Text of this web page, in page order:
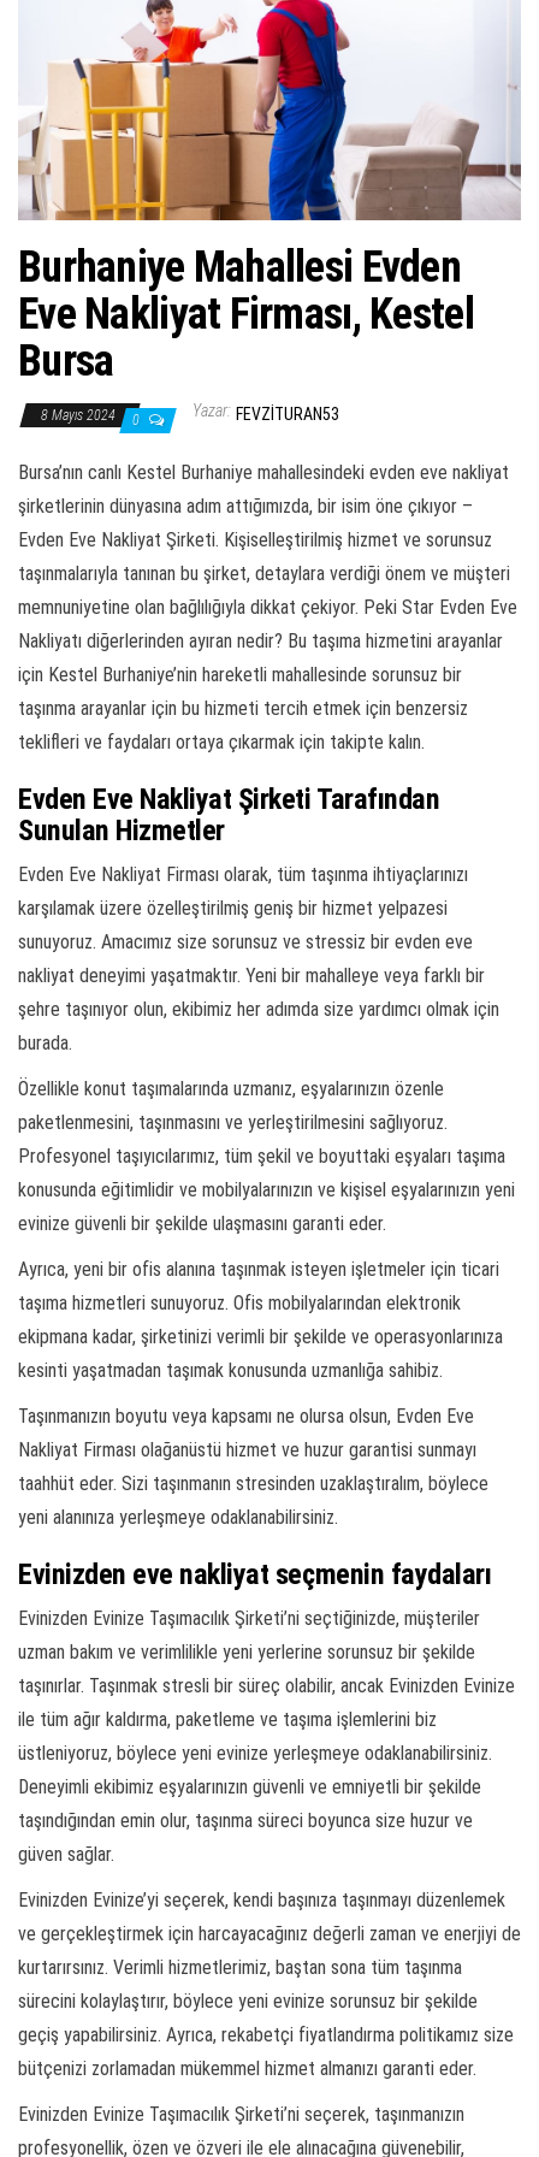
Burhaniye Mahallesi Evden
Eve Nakliyat Firması, Kestel
Bursa
8 Mayıs 2024 0 Yazar: FEVZITURAN53
Bursa’nın canlı Kestel Burhaniye mahallesindeki evden eve nakliyat
şirketlerinin dünyasına adım attığımızda, bir isim öne çıkıyor –
Evden Eve Nakliyat Şirketi. Kişiselleştirilmiş hizmet ve sorunsuz
taşınmalarıyla tanınan bu şirket, detaylara verdiği önem ve müşteri
memnuniyetine olan bağlılığıyla dikkat çekiyor. Peki Star Evden Eve
Nakliyatı diğerlerinden ayıran nedir? Bu taşıma hizmetini arayanlar
için Kestel Burhaniye’nin hareketli mahallesinde sorunsuz bir
taşınma arayanlar için bu hizmeti tercih etmek için benzersiz
teklifleri ve faydaları ortaya çıkarmak için takipte kalın.
Evden Eve Nakliyat Şirketi Tarafından
Sunulan Hizmetler
Evden Eve Nakliyat Firması olarak, tüm taşınma ihtiyaçlarınızı
karşılamak üzere özelleştirilmiş geniş bir hizmet yelpazesi
sunuyoruz. Amacımız size sorunsuz ve stressiz bir evden eve
nakliyat deneyimi yaşatmaktır. Yeni bir mahalleye veya farklı bir
şehre taşınıyor olun, ekibimiz her adımda size yardımcı olmak için
burada.
Özellikle konut taşımalarında uzmanız, eşyalarınızın özenle
paketlenmesini, taşınmasını ve yerleştirilmesini sağlıyoruz.
Profesyonel taşıyıcılarımız, tüm şekil ve boyuttaki eşyaları taşıma
konusunda eğitimlidir ve mobilyalarınızın ve kişisel eşyalarınızın yeni
evinize güvenli bir şekilde ulaşmasını garanti eder.
Ayrıca, yeni bir ofis alanına taşınmak isteyen işletmeler için ticari
taşıma hizmetleri sunuyoruz. Ofis mobilyalarından elektronik
ekipmana kadar, şirketinizi verimli bir şekilde ve operasyonlarınıza
kesinti yaşatmadan taşımak konusunda uzmanlığa sahibiz.
Taşınmanızın boyutu veya kapsamı ne olursa olsun, Evden Eve
Nakliyat Firması olağanüstü hizmet ve huzur garantisi sunmayı
taahhüt eder. Sizi taşınmanın stresinden uzaklaştıralım, böylece
yeni alanınıza yerleşmeye odaklanabilirsiniz.
Evinizden eve nakliyat seçmenin faydaları
Evinizden Evinize Taşımacılık Şirketi’ni seçtiğinizde, müşteriler
uzman bakım ve verimlilikle yeni yerlerine sorunsuz bir şekilde
taşınırlar. Taşınmak stresli bir süreç olabilir, ancak Evinizden Evinize
ile tüm ağır kaldırma, paketleme ve taşıma işlemlerini biz
üstleniyoruz, böylece yeni evinize yerleşmeye odaklanabilirsiniz.
Deneyimli ekibimiz eşyalarınızın güvenli ve emniyetli bir şekilde
taşındığından emin olur, taşınma süreci boyunca size huzur ve
güven sağlar.
Evinizden Evinize’yi seçerek, kendi başınıza taşınmayı düzenlemek
ve gerçekleştirmek için harcayacağınız değerli zaman ve enerjiyi de
kurtarırsınız. Verimli hizmetlerimiz, baştan sona tüm taşınma
sürecini kolaylaştırır, böylece yeni evinize sorunsuz bir şekilde
geçiş yapabilirsiniz. Ayrıca, rekabetçi fiyatlandırma politikamız size
bütçenizi zorlamadan mükemmel hizmet almanızı garanti eder.
Evinizden Evinize Taşımacılık Şirketi’ni seçerek, taşınmanızın
profesyonellik, özen ve özveri ile ele alınacağına güvenebilir,